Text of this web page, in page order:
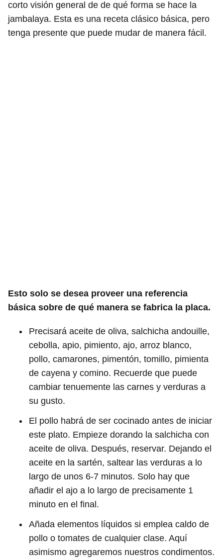
corto visión general de de qué forma se hace la
jambalaya. Esta es una receta clásico básica, pero
tenga presente que puede mudar de manera fácil.
Esto solo se desea proveer una referencia
básica sobre de qué manera se fabrica la placa.
Precisará aceite de oliva, salchicha andouille,
cebolla, apio, pimiento, ajo, arroz blanco,
pollo, camarones, pimentón, tomillo, pimienta
de cayena y comino. Recuerde que puede
cambiar tenuemente las carnes y verduras a
su gusto.
El pollo habrá de ser cocinado antes de iniciar
este plato. Empieze dorando la salchicha con
aceite de oliva. Después, reservar. Dejando el
aceite en la sartén, saltear las verduras a lo
largo de unos 6-7 minutos. Solo hay que
añadir el ajo a lo largo de precisamente 1
minuto en el final.
Añada elementos líquidos si emplea caldo de
pollo o tomates de cualquier clase. Aquí
asimismo agregaremos nuestros condimentos.